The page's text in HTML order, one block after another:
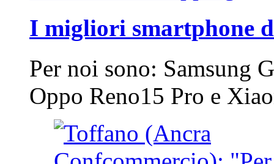
I migliori smartphone
Per noi sono: Samsung
Oppo Reno15 Pro e